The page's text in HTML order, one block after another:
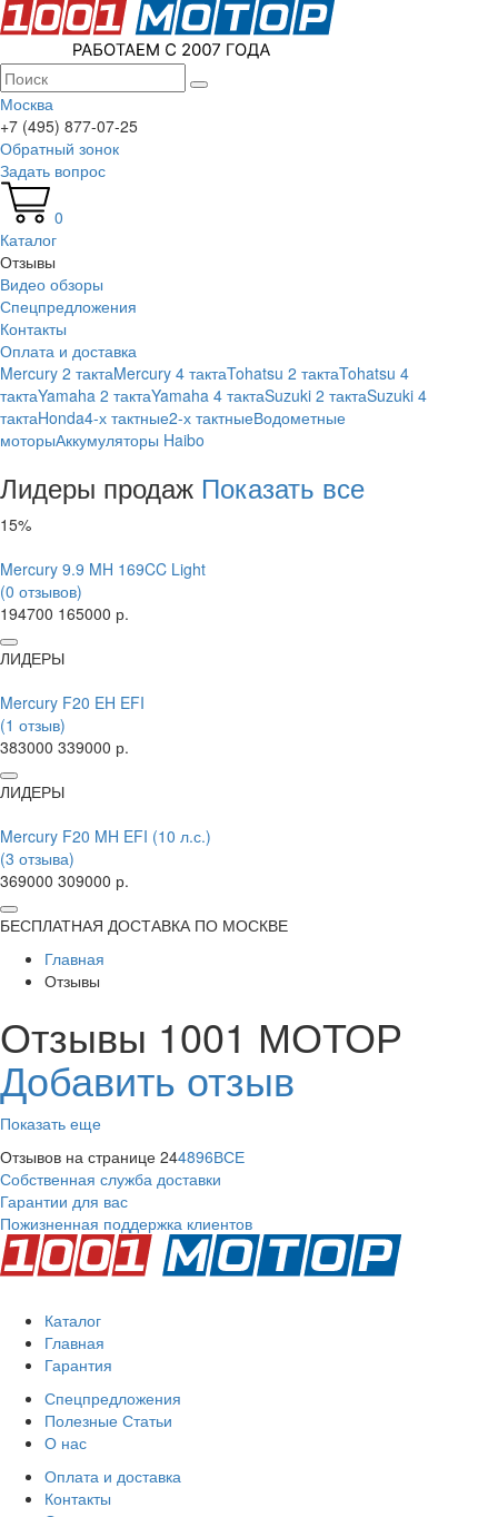
Москва
+7 (495) 877-07-25
Обратный зонок
Задать вопрос
0
Каталог
Отзывы
Видео обзоры
Спецпредложения
Контакты
Оплата и доставка
Mercury 2 тактаMercury 4 тактаTohatsu 2 тактаTohatsu 4
тактаYamaha 2 тактаYamaha 4 тактаSuzuki 2 тактаSuzuki 4
тактаHonda4-х тактные2-х тактныеВодометные
моторыАккумуляторы Haibo
Лидеры продаж Показать все
15%
Mercury 9.9 MH 169CC Light
(0 отзывов)
194700 165000 р.
ЛИДЕРЫ
Mercury F20 EH EFI
(1 отзыв)
383000 339000 р.
ЛИДЕРЫ
Mercury F20 MH EFI (10 л.с.)
(3 отзыва)
369000 309000 р.
БЕСПЛАТНАЯ ДОСТАВКА ПО МОСКВЕ
Главная
Отзывы
Отзывы 1001 МОТОР
Добавить отзыв
Показать еще
Отзывов на странице 244896ВСЕ
Собственная служба доставки
Гарантии для вас
Пожизненная поддержка клиентов
Каталог
Главная
Гарантия
Спецпредложения
Полезные Статьи
О нас
Оплата и доставка
Контакты